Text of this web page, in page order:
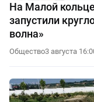
На Малой
запустили
волна»
Общество3 августа